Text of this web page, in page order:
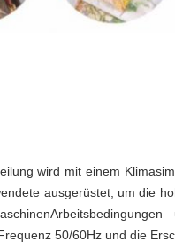
wird mit einem
ausgerüstet, um die
50/60Hz und die